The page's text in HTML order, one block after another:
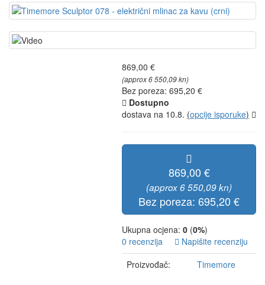
869,00 €
(approx 6 550,09 kn)
Bez poreza: 695,20 €
Dostupno
dostava na 10.8. (opcije isporuke)
869,00 €
(approx 6 550,09 kn)
Bez poreza: 695,20 €
Ukupna ocjena: 0 (0%)
0 recenzija
Napišite recenziju
Proizvođač:
Timemore